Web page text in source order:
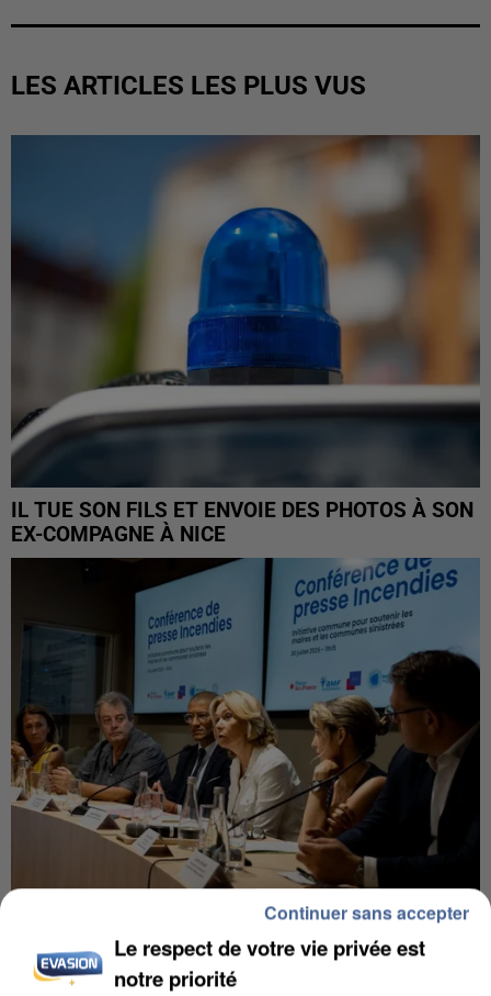
LES ARTICLES LES PLUS VUS
IL TUE SON FILS ET ENVOIE DES PHOTOS À SON
EX-COMPAGNE À NICE
DE SOLIDARITÉ AVEC LES...
Le respect de votre vie privée est
notre priorité
Continuer sans accepter